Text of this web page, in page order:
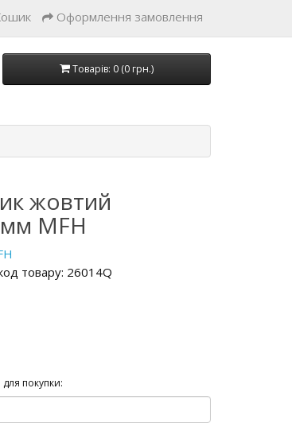
Оформлення замовлення
Товарів: 0 (0 грн.)
жовтий
MFH
товару: 26014Q
для покупки: